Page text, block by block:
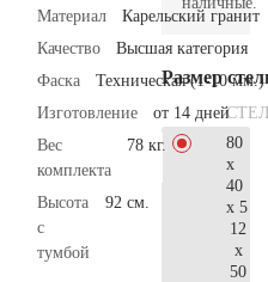
Материал
Карельский гранит
Качество
Высшая категория
Фаска
Техническая (1-10 мм.)
Изготовление
от 14 дней
Вес
комплекта
78 кг.
Высота
с
тумбой
92 см.
Размер
80
x
40
x 5
12
x
50